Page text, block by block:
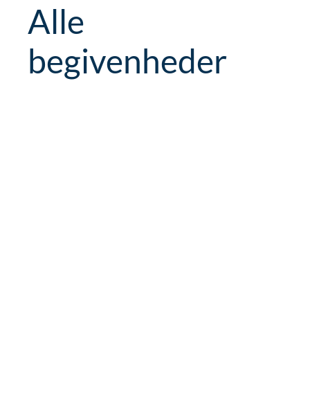
Alle
begivenheder